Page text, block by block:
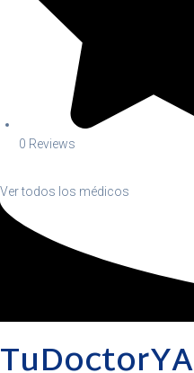
0 Reviews
Ver todos los médicos